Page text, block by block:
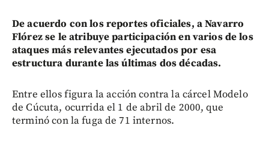
De acuerdo con los reportes oficiales, a Navarro
Flórez se le atribuye participación en varios de los
ataques más relevantes ejecutados por esa
estructura durante las últimas dos décadas.
Entre ellos figura la acción contra la cárcel Modelo
de Cúcuta, ocurrida el 1 de abril de 2000, que
terminó con la fuga de 71 internos.